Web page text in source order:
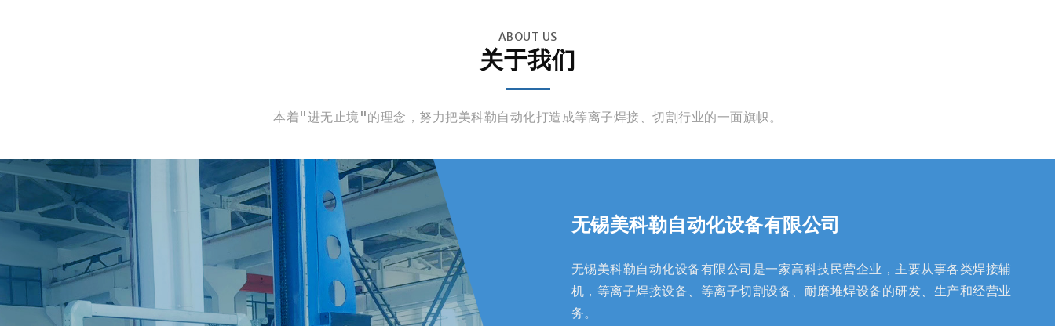
ABOUT US
关于我们
本着"进无止境"的理念，努力把美科勒自动化打造成等离子焊接、切割行业的一面旗帜。
无锡美科勒自动化设备有限公司
无锡美科勒自动化设备有限公司是一家高科技民营企业，主要从事各类焊接辅
机，等离子焊接设备、等离子切割设备、耐磨堆焊设备的研发、生产和经营业
务。